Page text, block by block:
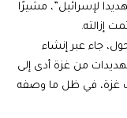
لإسرائيل”، مشيرًا
إزالته.
جاء عبر إنشاء
من غزة أدى إلى
غزة، في ظل ما وصفه